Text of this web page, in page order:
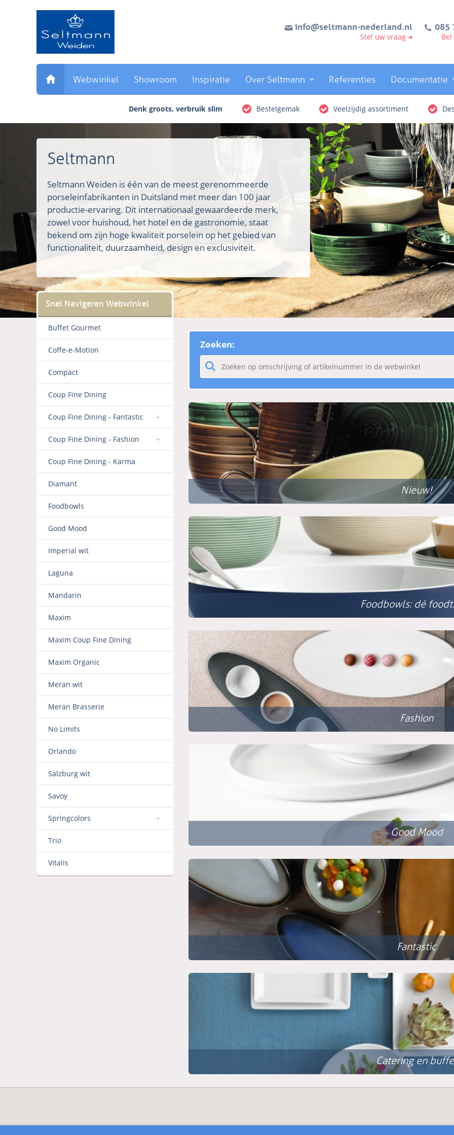
Direct
info@seltmann-nederland.nl
Stel uw vraag
085
Webwinkel Showroom Inspiratie Over Seltmann Referenties Documentatie
Denk groots, verbruik slim Bestelgemak Veelzijdig assortiment
Seltmann
Seltmann Weiden is één van de meest gerenommeerde
porseleinfabrikanten in Duitsland met meer dan 100 jaar
productie-ervaring. Dit internationaal gewaardeerde merk,
zowel voor huishoud, het hotel en de gastronomie, staat
bekend om zijn hoge kwaliteit porselein op het gebied van
functionaliteit, duurzaamheid, design en exclusiviteit.
Buffet Gourmet
Coffe-e-Motion
Compact
Coup Fine Dining
Coup Fine Dining - Fantastic
Coup Fine Dining - Fashion
Coup Fine Dining - Karma
Diamant
Foodbowls
Good Mood
Imperial wit
Laguna
Mandarin
Maxim
Maxim Coup Fine Dining
Maxim Organic
Meran wit
Meran Brasserie
No Limits
Orlando
Salzburg wit
Savoy
Springcolors
Trio
Vitalis
Zoeken:
Nieuw!
Foodbowls: dé
Fashion
Good Mood
Fantastic
Catering en